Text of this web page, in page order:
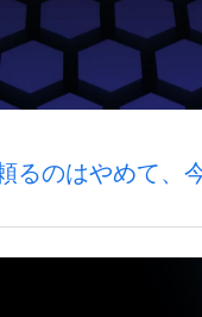
るのはやめて、